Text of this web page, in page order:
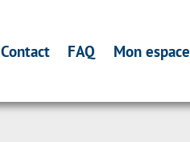
Contact FAQ Mon espace